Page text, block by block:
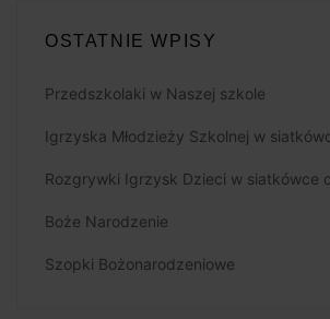
OSTATNIE WPISY
Przedszkolaki w Naszej szkole
Igrzyska Młodzieży Szkolnej w
Rozgrywki Igrzysk Dzieci w siatkówce
Boże Narodzenie
Szopki Bożonarodzeniowe